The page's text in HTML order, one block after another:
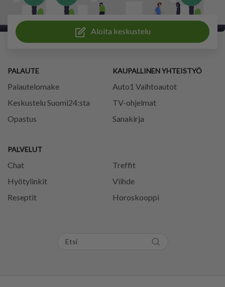
Aloita keskustelu
PALAUTE
Palautelomake
Keskustelu Suomi24:sta
Opastus
PALVELUT
Chat
Treffit
Hyötylinkit
Viihde
Reseptit
Horoskooppi
KAUPALLINEN YHTEISTYÖ
Auto1 Vaihtoautot
TV-ohjelmat
Sanakirja